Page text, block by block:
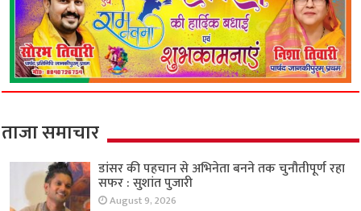
ताजा समाचार
डांसर की पहचान से अभिनेता बनने तक चुनौतीपूर्ण रहा
सफर : सुशांत पुजारी
August 9, 2026